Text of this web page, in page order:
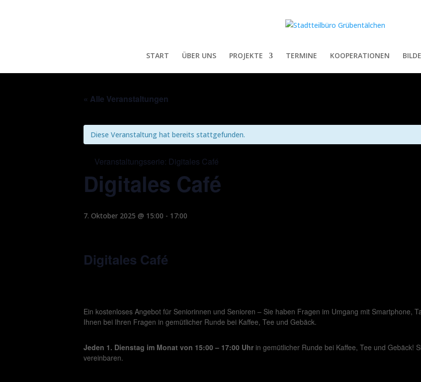
START ÜBER UNS PROJEKTE TERMINE KOOPERATIONEN
« Alle Veranstaltungen
Diese Veranstaltung hat bereits stattgefunden.
Veranstaltungsserie: Digitales Café
Digitales Café
7. Oktober 2025 @ 15:00 - 17:00
Digitales Café
Ein kostenloses Angebot für Seniorinnen und Senioren – Sie haben Fragen im Umgang mit Smartphone,
Ihnen bei Ihren Fragen in gemütlicher Runde bei Kaffee, Tee und Gebäck.
Jeden 1. Dienstag im Monat von 15:00 – 17:00 Uhr in gemütlicher Runde bei Kaffee, Tee und Gebäck!
vereinbaren.